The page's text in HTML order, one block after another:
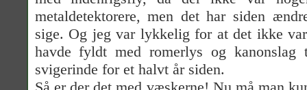
metaldetektorere, men det har siden
sige. Og jeg var lykkelig for at det ikke
havde fyldt med romerlys og kanonslag
svigerinde for et halvt år siden.